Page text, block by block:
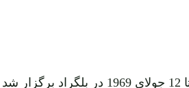
کنفرانس مقدماتی برای تهیه اجندای اجلاس لوساکا از 8 تا 12 جولای 1969 در بلگراد برگزار شد